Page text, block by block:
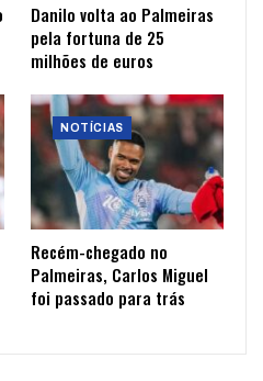
Danilo volta ao Palmeiras
pela fortuna de 25
milhões de euros
NOTÍCIAS
Recém-chegado no
Palmeiras, Carlos Miguel
foi passado para trás